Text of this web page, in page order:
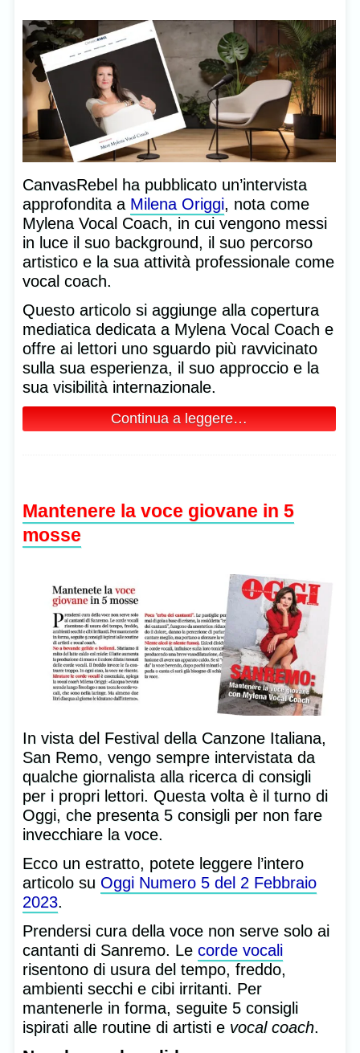
CanvasRebel ha pubblicato un’intervista
approfondita a Milena Origgi, nota come
Mylena Vocal Coach, in cui vengono messi
in luce il suo background, il suo percorso
artistico e la sua attività professionale come
vocal coach.
Questo articolo si aggiunge alla copertura
mediatica dedicata a Mylena Vocal Coach e
offre ai lettori uno sguardo più ravvicinato
sulla sua esperienza, il suo approccio e la
sua visibilità internazionale.
Continua a leggere…
Mantenere la voce giovane in 5
mosse
In vista del Festival della Canzone Italiana,
San Remo, vengo sempre intervistata da
qualche giornalista alla ricerca di consigli
per i propri lettori. Questa volta è il turno di
Oggi, che presenta 5 consigli per non fare
invecchiare la voce.
Ecco un estratto, potete leggere l’intero
articolo su Oggi Numero 5 del 2 Febbraio
2023.
Prendersi cura della voce non serve solo ai
cantanti di Sanremo. Le corde vocali
risentono di usura del tempo, freddo,
ambienti secchi e cibi irritanti. Per
mantenerle in forma, seguite 5 consigli
ispirati alle routine di artisti e vocal coach.